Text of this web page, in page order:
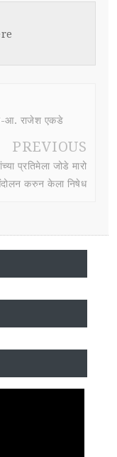
आ. राजेश एकडे
PREVIOUS
प्रतिमेला जोडे मारो
करुन केला निषेध